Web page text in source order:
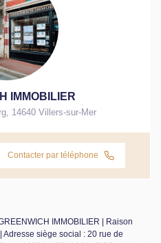
IMMOBILIER
, 14640 Villers-sur-Mer
Contacter par téléphone
IMMOBILIER | Raison
Adresse siège social : 20 rue de